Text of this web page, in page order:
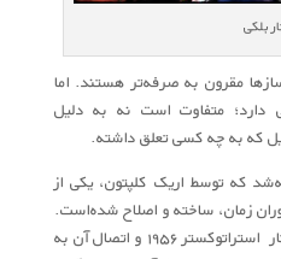
بلکی
مقرون به صرفه‌تر هستند. اما
دارد؛ متفاوت است نه به دلیل
که به چه کسی تعلق داشته.
که توسط اریک کلپتون، یکی از
زمان، ساخته و اصلاح شده‌است.
این گیتار با استفاده از بدنه‌ی گیتار استراتوکستر ۱۹۵۶ و اتصال آن به